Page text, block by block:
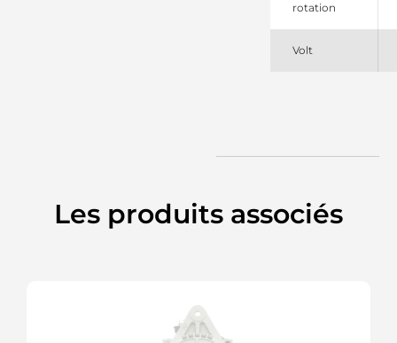
rotation
Volt
Les produits associés